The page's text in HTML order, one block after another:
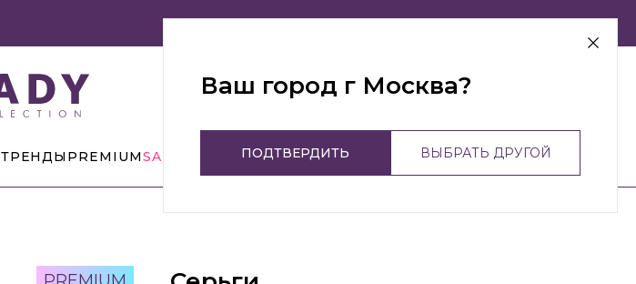
г Москва
ТРЕНДЫ PREMIUMSALE
Ваш город г Москва?
ПОДТВЕРДИТЬ ВЫБРАТЬ ДРУГОЙ